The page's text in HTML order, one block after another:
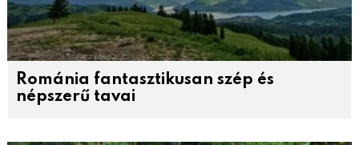
Románia fantasztikusan szép és
népszerű tavai